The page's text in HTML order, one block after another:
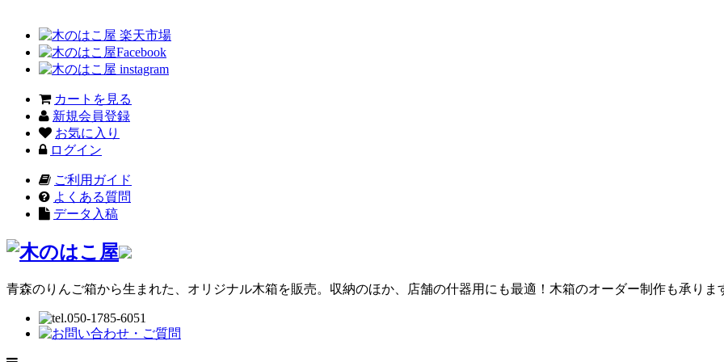
カートを見る
新規会員登録
お気に入り
ログイン
ご利用ガイド
よくある質問
データ入稿
青森のりんご箱から生まれた、オリジナル木箱を販売。収納のほか、店舗の什器用にも最適！木箱のオーダー制作も承りま